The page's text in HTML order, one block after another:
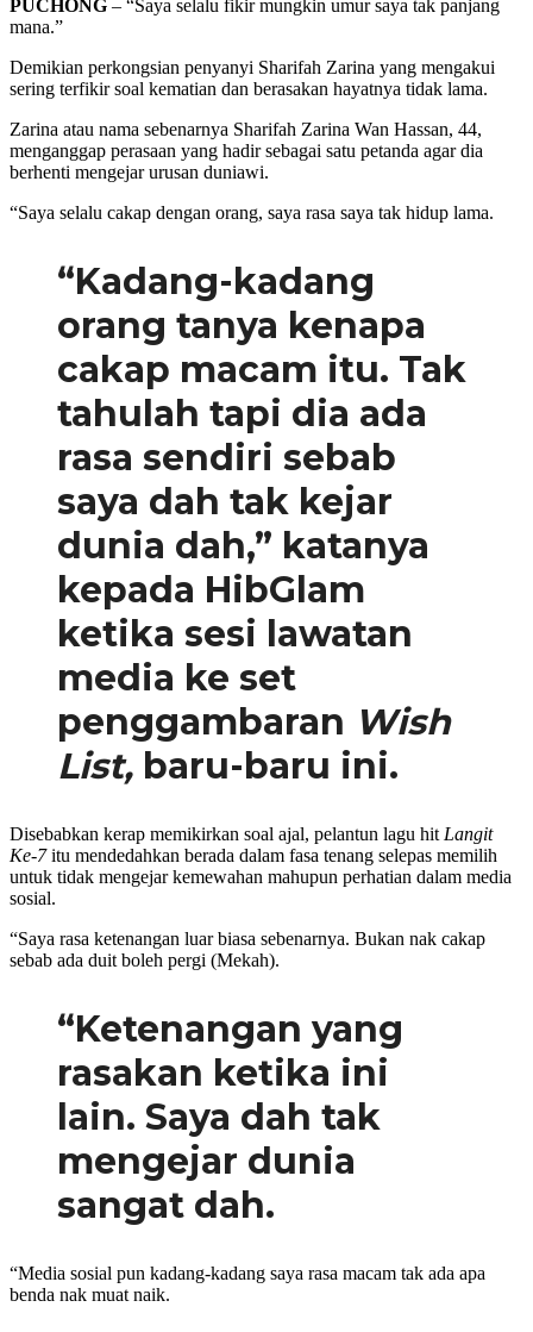
PUCHONG – “Saya selalu fikir mungkin umur saya tak panjang
mana.”
Demikian perkongsian penyanyi Sharifah Zarina yang mengakui
sering terfikir soal kematian dan berasakan hayatnya tidak lama.
Zarina atau nama sebenarnya Sharifah Zarina Wan Hassan, 44,
menganggap perasaan yang hadir sebagai satu petanda agar dia
berhenti mengejar urusan duniawi.
“Saya selalu cakap dengan orang, saya rasa saya tak hidup lama.
“Kadang-kadang
orang tanya kenapa
cakap macam itu. Tak
tahulah tapi dia ada
rasa sendiri sebab
saya dah tak kejar
dunia dah,” katanya
kepada HibGlam
ketika sesi lawatan
media ke set
penggambaran Wish
List, baru-baru ini.
Disebabkan kerap memikirkan soal ajal, pelantun lagu hit Langit
Ke-7itu mendedahkan berada dalam fasa tenang selepas memilih
untuk tidak mengejar kemewahan mahupun perhatian dalam media
sosial.
“Saya rasa ketenangan luar biasa sebenarnya. Bukan nak cakap
sebab ada duit boleh pergi (Mekah).
“Ketenangan yang
rasakan ketika ini
lain. Saya dah tak
mengejar dunia
sangat dah.
“Media sosial pun kadang-kadang saya rasa macam tak ada apa
benda nak muat naik.